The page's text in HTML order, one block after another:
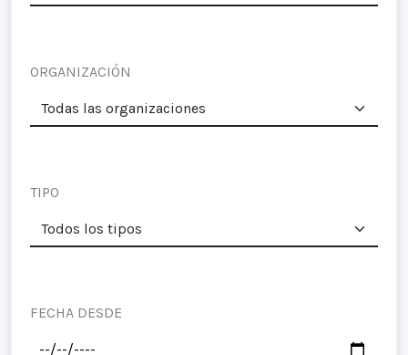
ORGANIZACIÓN
TIPO
FECHA DESDE